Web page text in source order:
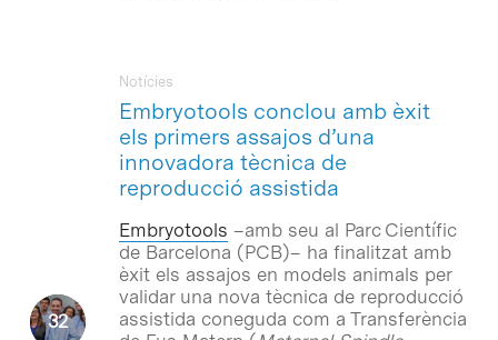
Embryotools conclou amb èxit
els primers assajos d’una
innovadora tècnica de
reproducció assistida
Notícies
Embryotools –amb seu al Parc Científic
de Barcelona (PCB)– ha finalitzat amb
èxit els assajos en models animals per
validar una nova tècnica de reproducció
assistida coneguda com a Transferència